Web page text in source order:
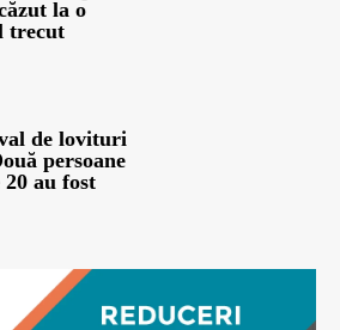
la o
trecut
de lovituri
persoane
au fost